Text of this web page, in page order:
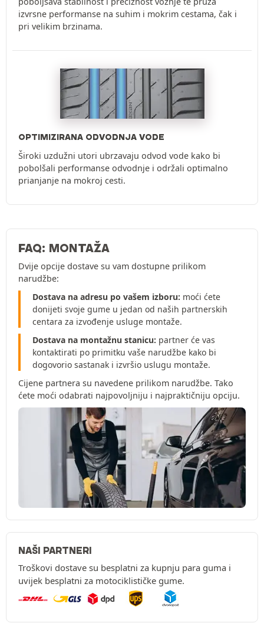
izvrsne performanse na suhim i mokrim cestama, čak i
pri velikim brzinama.
OPTIMIZIRANA ODVODNJA VODE
Široki uzdužni utori ubrzavaju odvod vode kako bi
pobolšali performanse odvodnje i održali optimalno
prianjanje na mokroj cesti.
FAQ: MONTAŽA
Dvije opcije dostave su vam dostupne prilikom
narudžbe:
Dostava na adresu po vašem izboru: moći ćete
donijeti svoje gume u jedan od naših partnerskih
centara za izvođenje usluge montaže.
Dostava na montažnu stanicu: partner će vas
kontaktirati po primitku vaše narudžbe kako bi
dogovorio sastanak i izvršio uslugu montaže.
Cijene partnera su navedene prilikom narudžbe. Tako
ćete moći odabrati najpovoljniju i najpraktičniju opciju.
NAŠI PARTNERI
Troškovi dostave su besplatni za kupnju para guma i
uvijek besplatni za motociklističke gume.